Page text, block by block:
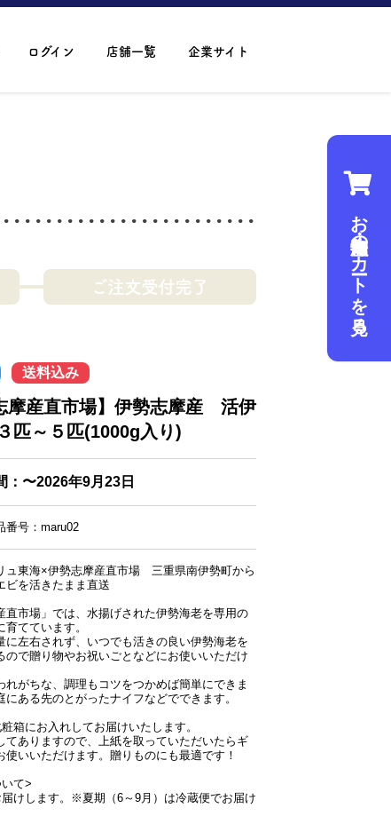
ログイン 店舗一覧 企業サイト
ご注文受付完了
送料込み
摩産直市場】伊勢志摩産 活伊
匹～５匹(1000g入り)
：〜2026年9月23日
番号：maru02
ュ東海×伊勢志摩産直市場 三重県南伊勢町から
ビを活きたまま直送
直市場」では、水揚げされた伊勢海老を専用の
てています。
に左右されず、いつでも活きの良い伊勢海老を
ので贈り物やお祝いごとなどにお使いいただけ
れがちな、調理もコツをつかめば簡単にできま
にある先のとがったナイフなどでできます。
箱にお入れしてお届けいたします。
てありますので、上紙を取っていただいたらギ
使いいただけます。贈りものにも最適です！
て>
けします。※夏期（6～9月）は冷蔵便でお届け
お魚・海産物のカートを見る